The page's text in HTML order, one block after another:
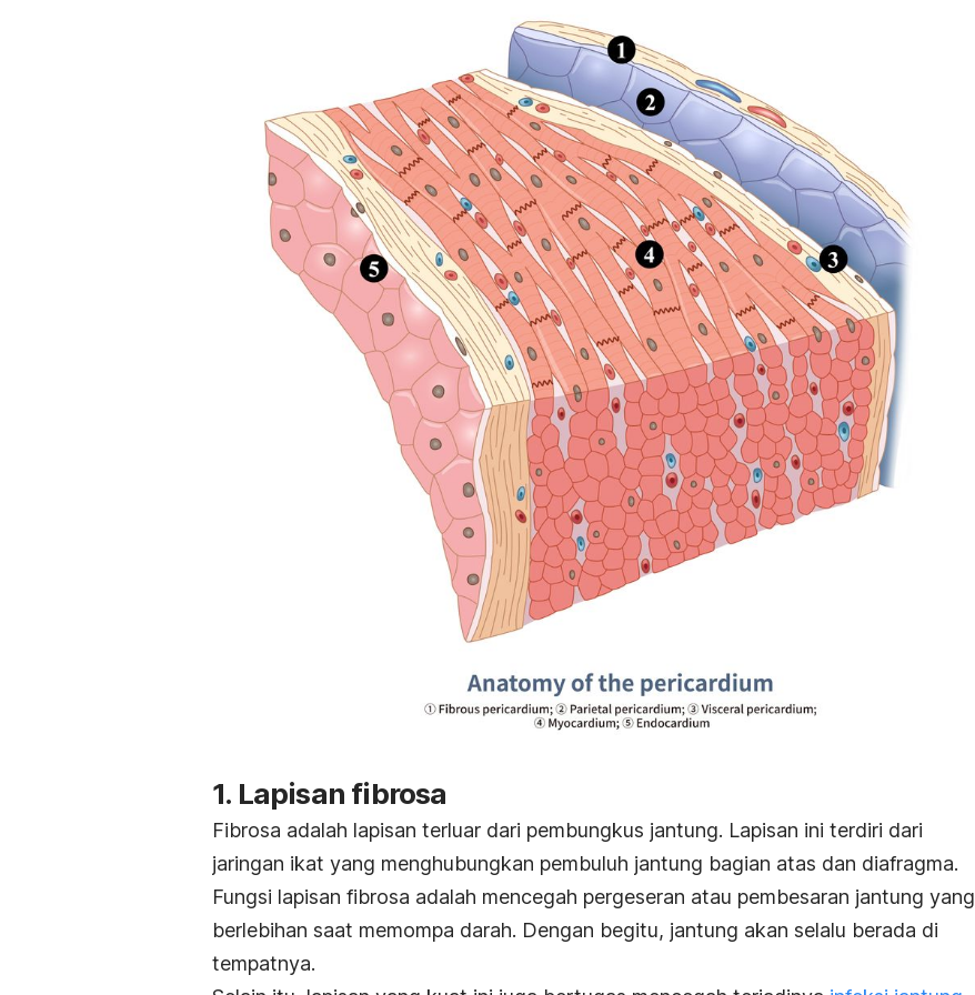
1. Lapisan fibrosa
Fibrosa adalah lapisan terluar dari pembungkus jantung. Lapisan ini terdiri dari
jaringan ikat yang menghubungkan pembuluh jantung bagian atas dan diafragma.
Fungsi lapisan fibrosa adalah mencegah pergeseran atau pembesaran jantung yang
berlebihan saat memompa darah. Dengan begitu, jantung akan selalu berada di
tempatnya.